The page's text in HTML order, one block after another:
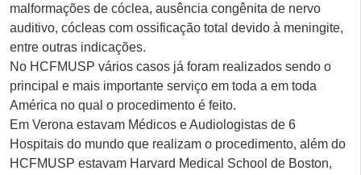
malformações de cóclea, ausência congênita de nervo
auditivo, cócleas com ossificação total devido à meningite,
entre outras indicações.
No HCFMUSP vários casos já foram realizados sendo o
principal e mais importante serviço em toda a em toda
América no qual o procedimento é feito.
Em Verona estavam Médicos e Audiologistas de 6
Hospitais do mundo que realizam o procedimento, além do
HCFMUSP estavam Harvard Medical School de Boston,